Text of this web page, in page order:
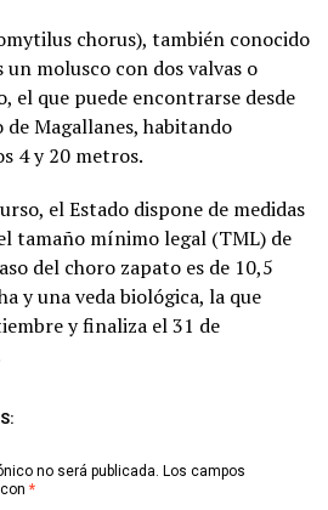
chorus), también conocido
molusco con dos valvas o
el que puede encontrarse desde
Magallanes, habitando
4 y 20 metros.
el Estado dispone de medidas
tamaño mínimo legal (TML) de
del choro zapato es de 10,5
y una veda biológica, la que
y finaliza el 31 de
no será publicada. Los campos
*